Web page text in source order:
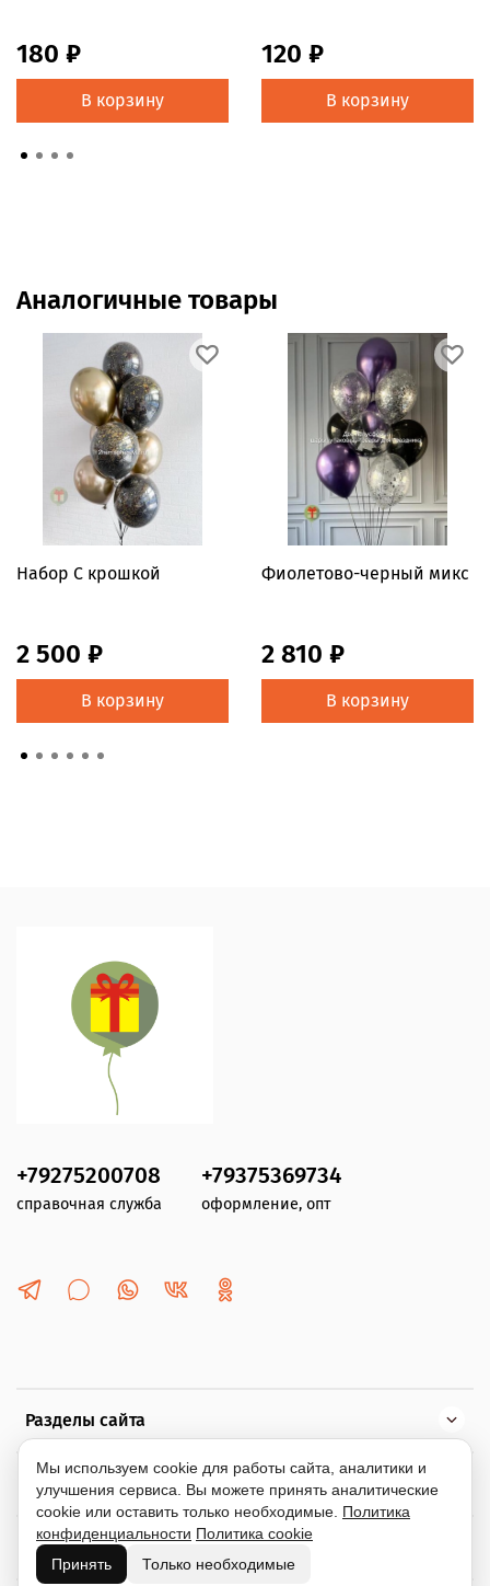
180 ₽
В корзину
120 ₽
В корзину
Аналогичные товары
Набор С крошкой
2 500 ₽
В корзину
Фиолетово-черный микс
2 810 ₽
В корзину
Разделы сайта
Помощь
Информация
+79275200708
справочная служба
+79375369734
оформление, опт
Мы используем cookie для работы сайта, аналитики и
улучшения сервиса. Вы можете принять аналитические
cookie или оставить только необходимые. Политика
конфиденциальности Политика cookie
Принять
Только необходимые